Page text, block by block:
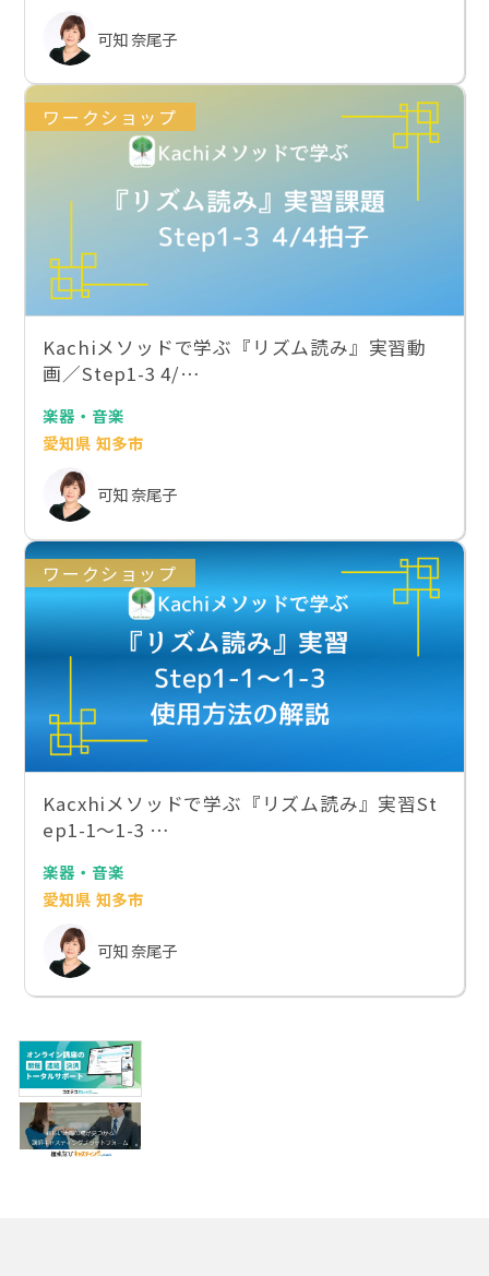
可知 奈尾子
ワークショップ
Kachiメソッドで学ぶ『リズム読み』実習動
画／Step1-3 4/…
楽器・音楽
愛知県 知多市
可知 奈尾子
ワークショップ
Kacxhiメソッドで学ぶ『リズム読み』実習St
ep1-1〜1-3 …
楽器・音楽
愛知県 知多市
可知 奈尾子